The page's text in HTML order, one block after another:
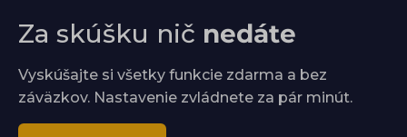
Za skúšku nič nedáte
Vyskúšajte si všetky funkcie zdarma a bez
záväzkov. Nastavenie zvládnete za pár minút.